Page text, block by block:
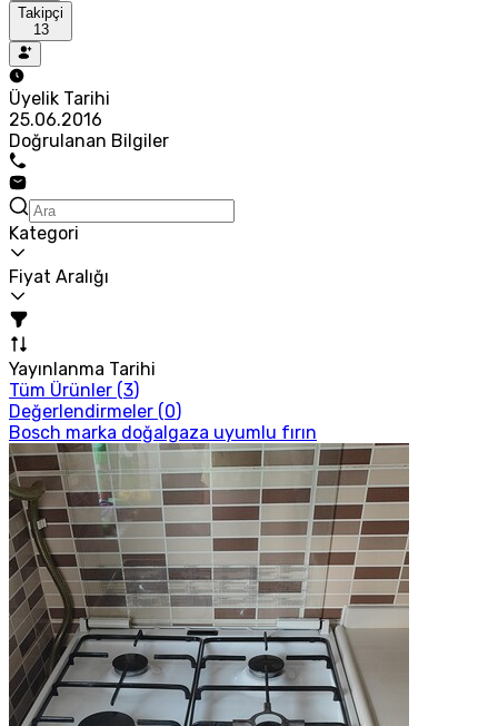
Takipçi
13
Üyelik Tarihi
25.06.2016
Doğrulanan Bilgiler
Kategori
Fiyat Aralığı
Yayınlanma Tarihi
Tüm Ürünler (3)
Değerlendirmeler (0)
Bosch marka doğalgaza uyumlu fırın